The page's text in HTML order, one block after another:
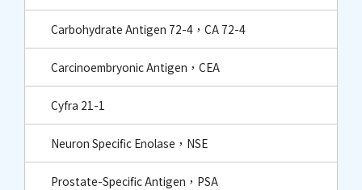
Carbohydrate Antigen 72-4，CA 72-4
Carcinoembryonic Antigen，CEA​
Cyfra 21-1
Neuron Specific Enolase，NSE
Prostate-Specific Antigen，PSA